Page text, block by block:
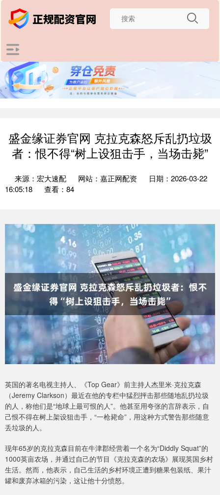
盛金缘证券官网 克拉克森怒斥乱扔垃圾
者：恨不得“树上设狙击手，当场击毙”
来源：宏大速配 网站：嘉正网配资
日期：2026-03-22
16:05:18
查看：84
英国的著名电视主持人、《Top Gear》前主持人杰里米·克拉克森
（Jeremy Clarkson）最近在他的专栏中猛烈抨击那些随地乱扔垃圾
的人，称他们是“地球上最可恨的人”。他甚至用夸张的言辞表示，自
己恨不得在树上架设狙击手，“一枪毙命”，用这种方式警告那些随意
丢垃圾的人。
现年65岁的克拉克森目前在牛津郡经营着一个名为“Diddly Squat”的
1000英亩农场，并通过自己的节目《克拉克森的农场》展现英国乡村
生活。然而，他表示，自己生活的乡村环境正遭到糖果包装纸、果汁
罐和废弃冰箱的污染，这让他十分愤怒。